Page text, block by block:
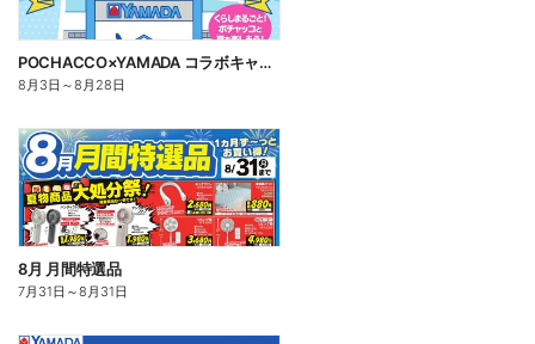
POCHACCO×YAMADA コラボキャンペーン!
8月3日 ～8月28日
8月 月間特選品
7月31日 ～8月31日